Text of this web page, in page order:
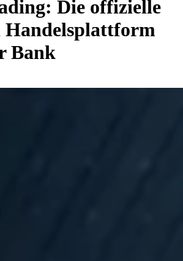
Die offizielle
Bank